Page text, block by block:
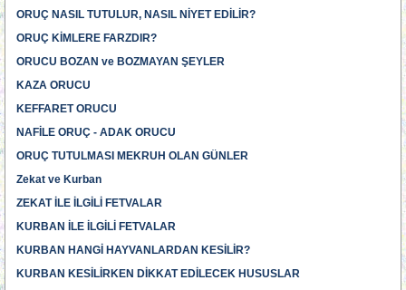
ORUÇ NASIL TUTULUR, NASIL NİYET EDİLİR?
ORUÇ KİMLERE FARZDIR?
ORUCU BOZAN ve BOZMAYAN ŞEYLER
KAZA ORUCU
KEFFARET ORUCU
NAFİLE ORUÇ - ADAK ORUCU
ORUÇ TUTULMASI MEKRUH OLAN GÜNLER
Zekat ve Kurban
ZEKAT İLE İLGİLİ FETVALAR
KURBAN İLE İLGİLİ FETVALAR
KURBAN HANGİ HAYVANLARDAN KESİLİR?
KURBAN KESİLİRKEN DİKKAT EDİLECEK HUSUSLAR